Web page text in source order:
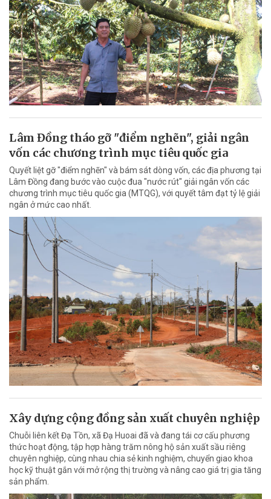
Lâm Đồng tháo gỡ "điểm nghẽn", giải ngân
vốn các chương trình mục tiêu quốc gia
Quyết liệt gỡ "điểm nghẽn" và bám sát dòng vốn, các địa phương tại
Lâm Đồng đang bước vào cuộc đua "nước rút" giải ngân vốn các
chương trình mục tiêu quốc gia (MTQG), với quyết tâm đạt tỷ lệ giải
ngân ở mức cao nhất.
Xây dựng cộng đồng sản xuất chuyên nghiệp
Chuỗi liên kết Đạ Tồn, xã Đạ Huoai đã và đang tái cơ cấu phương
thức hoạt động, tập hợp hàng trăm nông hộ sản xuất sầu riêng
chuyên nghiệp, cùng nhau chia sẻ kinh nghiệm, chuyển giao khoa
học kỹ thuật gắn với mở rộng thị trường và nâng cao giá trị gia tăng
sản phẩm.